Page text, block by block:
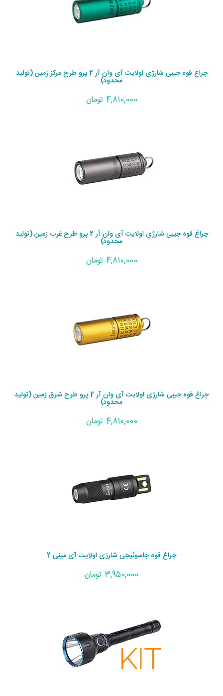
چراغ قوه جیبی شارژی اولایت آی وان آر 2 پرو طرح مرکز زمین (تولید
محدود)
4,810,000 تومان
چراغ قوه جیبی شارژی اولایت آی وان آر 2 پرو طرح غرب زمین (تولید
محدود)
4,810,000 تومان
چراغ قوه جیبی شارژی اولایت آی وان آر 2 پرو طرح شرق زمین (تولید
محدود)
4,810,000 تومان
چراغ قوه جاسوئیچی شارژی اولایت آی مینی 2
3,950,000 تومان